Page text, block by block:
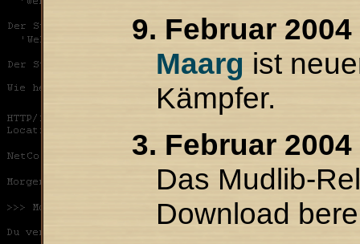
9. Februar
Maarg ist
Kämpfer.
3. Februar
Das Mudlib-
Download